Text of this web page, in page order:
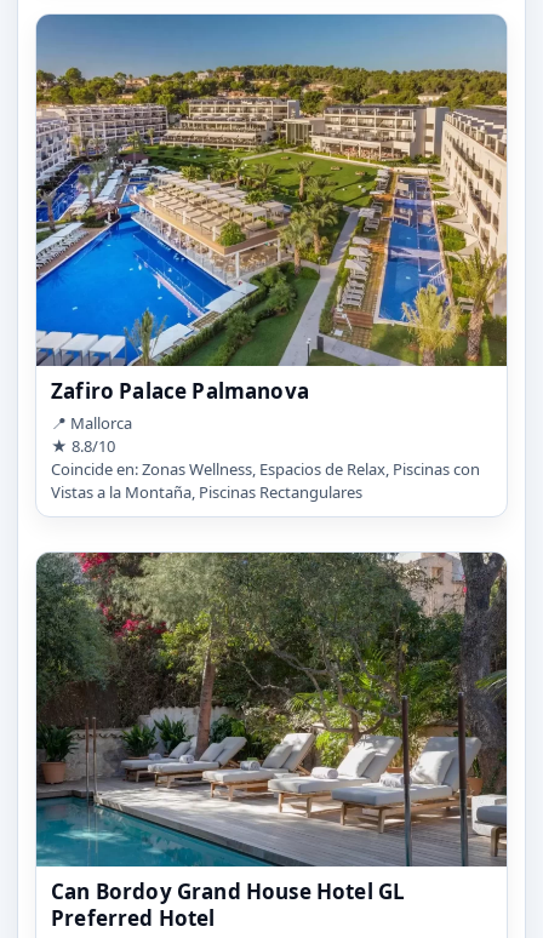
Zafiro Palace Palmanova
📍 Mallorca
★ 8.8/10
Coincide en: Zonas Wellness, Espacios de Relax, Piscinas con
Vistas a la Montaña, Piscinas Rectangulares
Can Bordoy Grand House Hotel GL
Preferred Hotel